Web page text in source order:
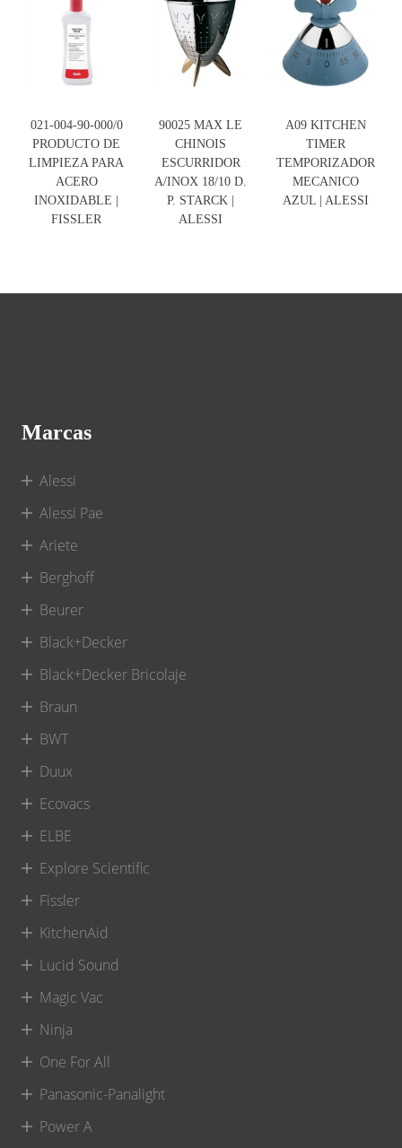
021-004-90-000/0
PRODUCTO DE
LIMPIEZA PARA
ACERO
INOXIDABLE |
FISSLER
90025 MAX LE
CHINOIS
ESCURRIDOR
A/INOX 18/10 D.
P. STARCK |
ALESSI
A09 KITCHEN
TIMER
TEMPORIZADOR
MECANICO
AZUL | ALESSI
Marcas
Alessi
Alessi Pae
Ariete
Berghoff
Beurer
Black+Decker
Black+Decker Bricolaje
Braun
BWT
Duux
Ecovacs
ELBE
Explore Scientific
Fissler
KitchenAid
Lucid Sound
Magic Vac
Ninja
One For All
Panasonic-Panalight
Power A